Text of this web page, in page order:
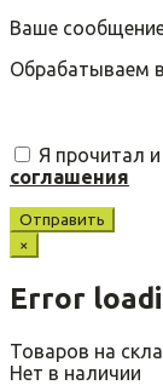
Ваше
Обрабатываем
Я прочитал
соглашения
Отправить
×
Error
Товаров на
Нет в наличии